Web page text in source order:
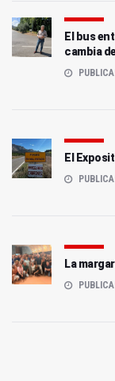
El bus
cambia
El
La